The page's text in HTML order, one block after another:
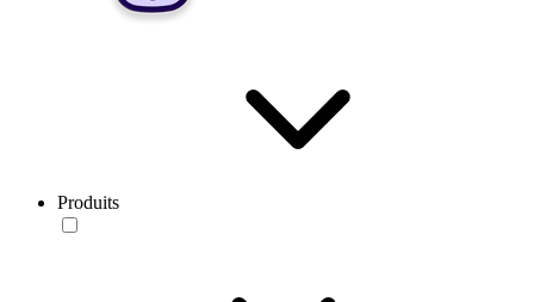
Produits